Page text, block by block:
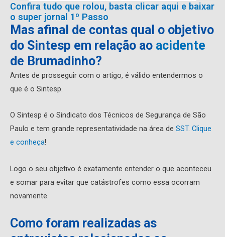
Confira tudo que rolou, basta clicar aqui e baixar
o super jornal 1º Passo
Mas afinal de contas qual o objetivo
do Sintesp em relação ao acidente
de Brumadinho?
Antes de prosseguir com o artigo, é válido entendermos o
que é o Sintesp.
O Sintesp é o Sindicato dos Técnicos de Segurança de São
Paulo e tem grande representatividade na área de SST. Clique
e conheça!
Logo o seu objetivo é exatamente entender o que aconteceu
e somar para evitar que catástrofes como essa ocorram
novamente.
Como foram realizadas as